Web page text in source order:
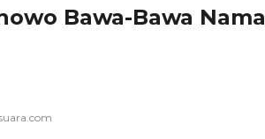
Bawa-Bawa Nama